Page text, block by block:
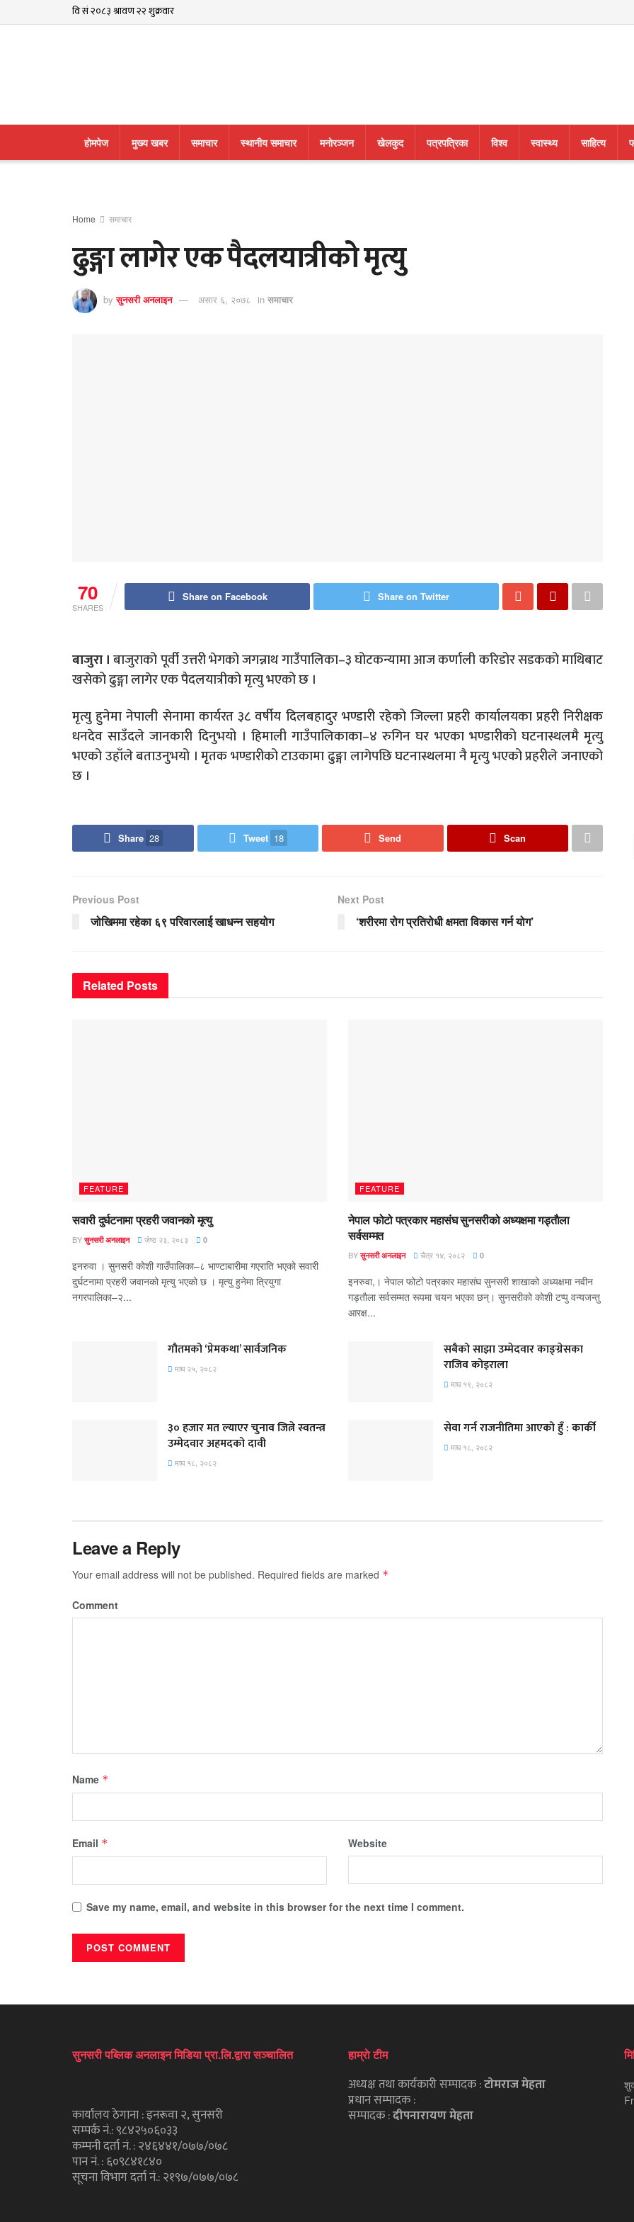
हाेमपेज मुख्य खबर समाचार स्थानीय समाचार मनाेरञ्जन खेलकुद पत्रपत्रिका विश्व स्वास्थ्य साहित्य
Home समाचार
ढुङ्गा लागेर एक पैदलयात्रीको मृत्यु
by सुनसरी अनलाइन असार ६, २०७८ in समाचार
70
SHARES
Share on Facebook Share on Twitter
बाजुरा ।बाजुराको पूर्वी उत्तरी भेगको जगन्नाथ गाउँपालिका–३ घोटकन्यामा आज कर्णाली करिडोर सडकको माथिबाट
खसेको ढुङ्गा लागेर एक पैदलयात्रीको मृत्यु भएको छ ।
मृत्यु हुनेमा नेपाली सेनामा कार्यरत ३८ वर्षीय दिलबहादुर भण्डारी रहेको जिल्ला प्रहरी कार्यालयका प्रहरी निरीक्षक
धनदेव साउँदले जानकारी दिनुभयो । हिमाली गाउँपालिकाका–४ रुगिन घर भएका भण्डारीको घटनास्थलमै मृत्यु
भएको उहाँले बताउनुभयो । मृतक भण्डारीको टाउकामा ढुङ्गा लागेपछि घटनास्थलमा नै मृत्यु भएको प्रहरीले जनाएको
छ ।
Share 28 Tweet 18 Send Scan
Previous Post
जोखिममा रहेका ६९ परिवारलाई खाधन्न सहयोग
Next Post
‘शरीरमा रोग प्रतिरोधी क्षमता विकास गर्न योग’
Related Posts
FEATURE
सवारी दुर्घटनामा प्रहरी जवानको मृत्यु
BY सुनसरी अनलाइन जेष्ठ २३, २०८३ 0
इनरुवा । सुनसरी कोशी गाउँपालिका–८ भाण्टाबारीमा गएराति भएको सवारी
दुर्घटनामा प्रहरी जवानको मृत्यु भएको छ । मृत्यु हुनेमा त्रियुगा
नगरपालिका–२...
FEATURE
नेपाल फोटो पत्रकार महासंघ सुनसरीको अध्यक्षमा गड्ताैला
सर्वसम्मत
BY सुनसरी अनलाइन चैत्र १४, २०८२ 0
इनरुवा,। नेपाल फोटो पत्रकार महासंघ सुनसरी शाखाको अध्यक्षमा नवीन
गड्ताैला सर्वसम्मत रूपमा चयन भएका छन्। सुनसरीको काेशी टप्पु वन्यजन्तु
आरक्ष...
गौतमको ‘प्रेमकथा’ सार्वजनिक
माघ २५, २०८२
सबैको साझा उम्मेदवार काङ्ग्रेसका
राजिव कोइराला
माघ १९, २०८२
३० हजार मत ल्याएर चुनाव जित्ने स्वतन्त्र
उम्मेदवार अहमदको दावी
माघ १८, २०८२
सेवा गर्न राजनीतिमा आएको हुँ : कार्की
माघ १८, २०८२
Leave a Reply
Your email address will not be published. Required fields are marked *
Comment
Name *
Email * Website
Save my name, email, and website in this browser for the next time I comment.
सुनसरी पब्लिक अनलाइन मिडिया प्रा.लि.द्वारा सञ्चालित
कार्यालय ठेगाना : इनरूवा २, सुनसरी
सम्पर्क नं.: ९८४२५०६०३३
कम्पनी दर्ता नं. : २४६४४१/०७७/०७८
पान नं. : ६०९८४१८४०
सूचना विभाग दर्ता नं.: २१९७/०७७/०७८
हाम्राे टीम
अध्यक्ष तथा कार्यकारी सम्पादक :टाेमराज मेहता
प्रधान सम्पादक :
सम्पादक :दीपनारायण मेहता